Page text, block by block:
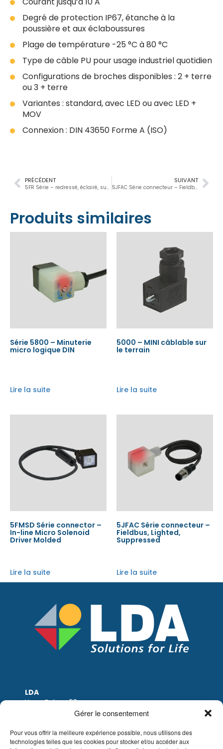
Gérer le consentement
Pour vous offrir la meilleure expérience possible, nous utilisons des
technologies telles que les cookies pour stocker et/ou accéder aux
Degré de protection IP67, étanche à la
poussière et aux éclaboussures
Plage de température -25 °C à 80 °C
Type de câble PU pour usage industriel quotidien
Configurations de broches disponibles : 2 + terre
ou 3 + terre
Variantes : standard, avec LED ou avec LED +
MOV
Connexion : DIN 43650 Forme A (ISO)
SUIVANT
5JFAC Série connecteur – Fieldbus, Lighted, Suppressed
PRÉCÉDENT
Produits similaires
Série 5800 – Minuterie
micro logique DIN
Lire la suite
5000 – MINI câblable sur
le terrain
Lire la suite
5FMSD Série connector –
In-line Micro Solenoid
Driver Molded
Lire la suite
5JFAC Série connecteur –
Fieldbus, Lighted,
Suppressed
Lire la suite
LDA
Hoge Buizen 53
TVA: BE0405.895.609